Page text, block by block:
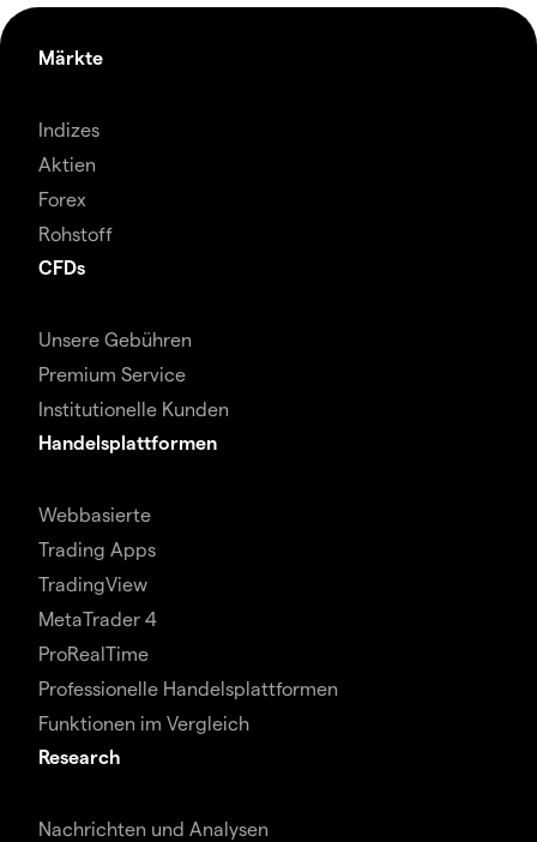
Märkte
Indizes
Aktien
Forex
Rohstoff
CFDs
Unsere Gebühren
Premium Service
Institutionelle Kunden
Handelsplattformen
Webbasierte
Trading Apps
TradingView
MetaTrader 4
ProRealTime
Professionelle Handelsplattformen
Funktionen im Vergleich
Research
Nachrichten und Analysen